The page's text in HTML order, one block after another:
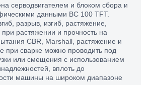
серводвигателем и блоком сбора и
данными BC 100 TFT.
разрыв, изгиб, растяжение,
растяжении и прочность на
CBR, Marshall, растяжение и
при сварке можно проводить под
или смещения с использованием
вплоть до
машины на широком диапазоне